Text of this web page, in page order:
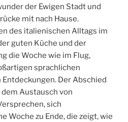
der Ewigen Stadt und
mit nach Hause.
des italienischen Alltags im
guten Küche und der
die Woche wie im Flug,
sprachlichen
Der Abschied
Austausch von
sich
Woche zu Ende, die zeigt, wie